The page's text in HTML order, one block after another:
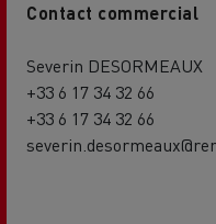
Contact commercial
Severin DESORMEAUX
+33 6 17 34 32 66
+33 6 17 34 32 66